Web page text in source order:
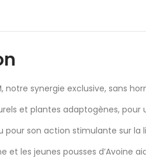
notre synergie exclusive, sans
et plantes adaptogènes,
pour son action stimulante sur
et les jeunes pousses d’Avoine